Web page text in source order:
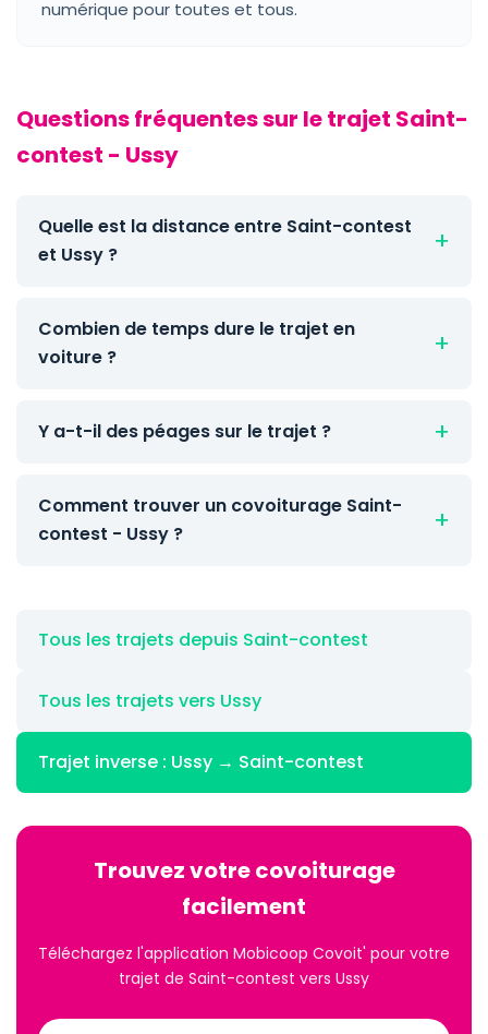
numérique pour toutes et tous.
Questions fréquentes sur le trajet Saint-
contest - Ussy
Quelle est la distance entre Saint-contest
et Ussy ?
Combien de temps dure le trajet en
voiture ?
Y a-t-il des péages sur le trajet ?
Comment trouver un covoiturage Saint-
contest - Ussy ?
Tous les trajets depuis Saint-contest
Tous les trajets vers Ussy
Trajet inverse : Ussy → Saint-contest
Trouvez votre covoiturage
facilement
Téléchargez l'application Mobicoop Covoit' pour votre
trajet de Saint-contest vers Ussy